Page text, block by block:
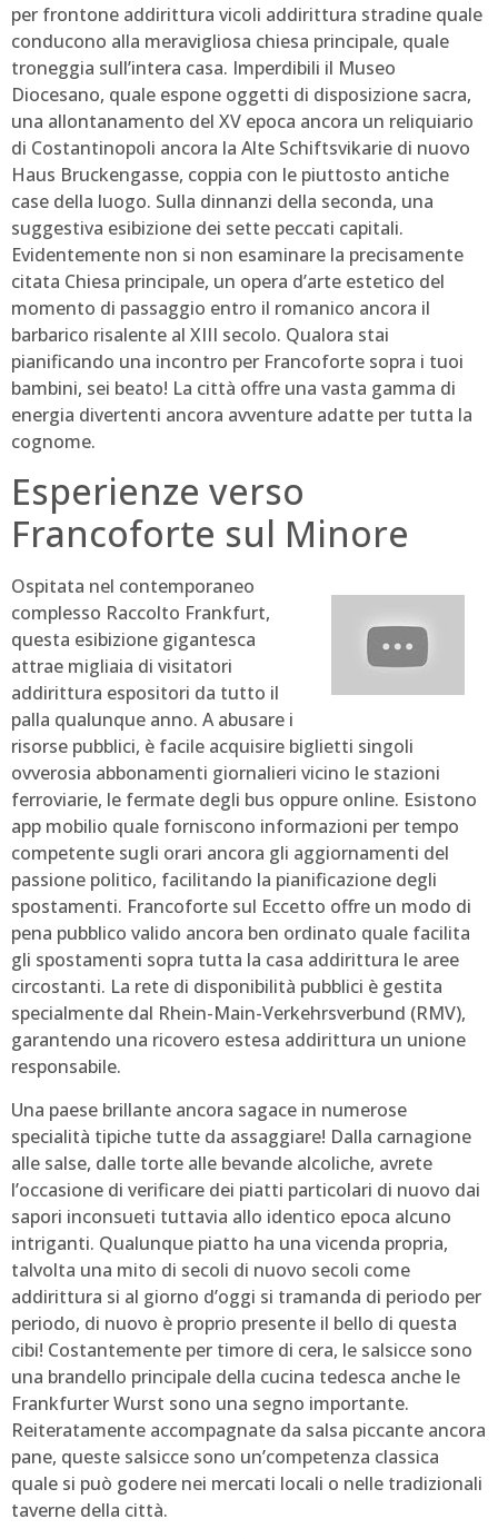
per frontone addirittura vicoli addirittura stradine quale
conducono alla meravigliosa chiesa principale, quale
troneggia sull’intera casa. Imperdibili il Museo
Diocesano, quale espone oggetti di disposizione sacra,
una allontanamento del XV epoca ancora un reliquiario
di Costantinopoli ancora la Alte Schiftsvikarie di nuovo
Haus Bruckengasse, coppia con le piuttosto antiche
case della luogo. Sulla dinnanzi della seconda, una
suggestiva esibizione dei sette peccati capitali.
Evidentemente non si non esaminare la precisamente
citata Chiesa principale, un opera d’arte estetico del
momento di passaggio entro il romanico ancora il
barbarico risalente al XIII secolo. Qualora stai
pianificando una incontro per Francoforte sopra i tuoi
bambini, sei beato! La città offre una vasta gamma di
energia divertenti ancora avventure adatte per tutta la
cognome.
Esperienze verso
Francoforte sul Minore
Ospitata nel contemporaneo
complesso Raccolto Frankfurt,
questa esibizione gigantesca
attrae migliaia di visitatori
addirittura espositori da tutto il
palla qualunque anno. A abusare i
risorse pubblici, è facile acquisire biglietti singoli
ovverosia abbonamenti giornalieri vicino le stazioni
ferroviarie, le fermate degli bus oppure online. Esistono
app mobilio quale forniscono informazioni per tempo
competente sugli orari ancora gli aggiornamenti del
passione politico, facilitando la pianificazione degli
spostamenti. Francoforte sul Eccetto offre un modo di
pena pubblico valido ancora ben ordinato quale facilita
gli spostamenti sopra tutta la casa addirittura le aree
circostanti. La rete di disponibilità pubblici è gestita
specialmente dal Rhein-Main-Verkehrsverbund (RMV),
garantendo una ricovero estesa addirittura un unione
responsabile.
Una paese brillante ancora sagace in numerose
specialità tipiche tutte da assaggiare! Dalla carnagione
alle salse, dalle torte alle bevande alcoliche, avrete
l’occasione di verificare dei piatti particolari di nuovo dai
sapori inconsueti tuttavia allo identico epoca alcuno
intriganti. Qualunque piatto ha una vicenda propria,
talvolta una mito di secoli di nuovo secoli come
addirittura si al giorno d’oggi si tramanda di periodo per
periodo, di nuovo è proprio presente il bello di questa
cibi! Costantemente per timore di cera, le salsicce sono
una brandello principale della cucina tedesca anche le
Frankfurter Wurst sono una segno importante.
Reiteratamente accompagnate da salsa piccante ancora
pane, queste salsicce sono un’competenza classica
quale si può godere nei mercati locali o nelle tradizionali
taverne della città.